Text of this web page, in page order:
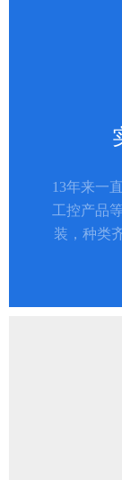
13年来一
工控产品
装，种类